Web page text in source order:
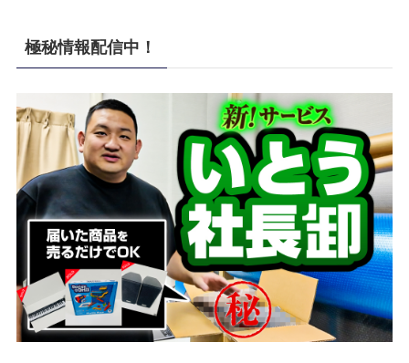
極秘情報配信中！